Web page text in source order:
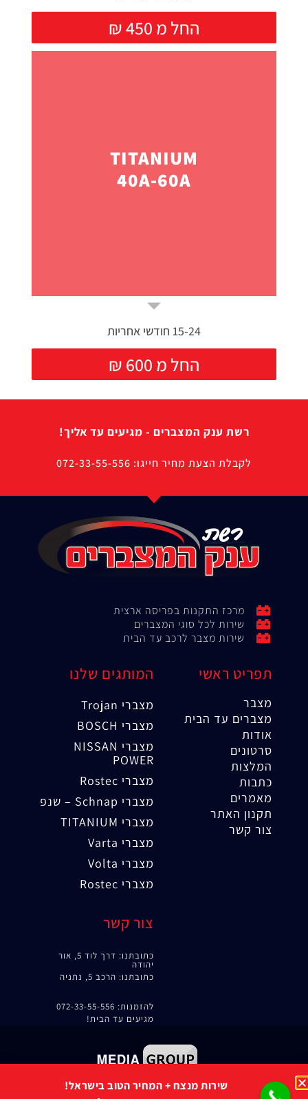
₪ החל מ 450
TITANIUM
40A-60A
15-24 חודשי אחריות
₪ החל מ 600
רשת ענק המצברים - מגיעים עד אליך!
לקבלת הצעת מחיר חייגו: 072-33-55-556
מרכז התקנות בפריסה ארצית
שירות לכל סוגי המצברים
שירות מצבר לרכב עד הבית
תפריט ראשי
מצבר
מצברים עד הבית
אודות
סרטונים
המלצות
כתבות
מאמרים
תקנון האתר
צור קשר
המותגים שלנו
מצברי Trojan
מצברי BOSCH
מצברי NISSAN
POWER
מצברי Rostec
מצברי Schnap – שנפ
מצברי TITANIUM
מצברי Varta
מצברי Volta
מצברי Rostec
צור קשר
כתובתנו: דרך לוד 5, אור
יהודה
כתובתנו: הרכב 5, נתניה
להזמנות: 072-33-55-556
מגיעים עד הבית!
קידום אורגני|קידום אתרים
שירות מנצח + המחיר הטוב בישראל!